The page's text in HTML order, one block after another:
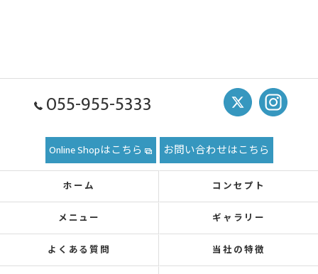
055-955-5333
Online Shopはこちら お問い合わせはこちら
ホーム コンセプト
メニュー ギャラリー
よくある質問 当社の特徴